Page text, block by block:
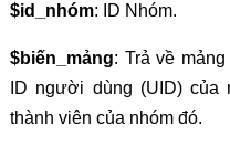
$id_nhóm: ID Nhóm.
$biến_mảng: Trả về
ID người dùng (UID)
thành viên của nhóm đó.